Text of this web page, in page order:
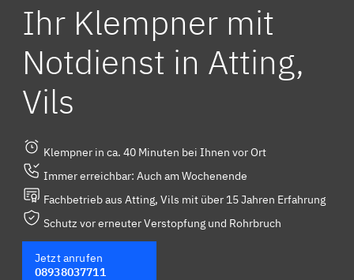
Ihr Klempner mit
Notdienst in Atting,
Vils
Klempner in ca. 40 Minuten bei Ihnen vor Ort
Immer erreichbar: Auch am Wochenende
Fachbetrieb aus Atting, Vils mit über 15 Jahren Erfahrung
Schutz vor erneuter Verstopfung und Rohrbruch
Jetzt anrufen
08938037711